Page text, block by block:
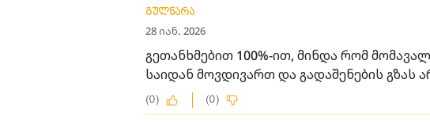
გულნარა
28 იან. 2026
გეთანხმებით 100%-ით, მინდა რომ
საიდან მოვდივართ და გადაშენების გზას
(0) (0)